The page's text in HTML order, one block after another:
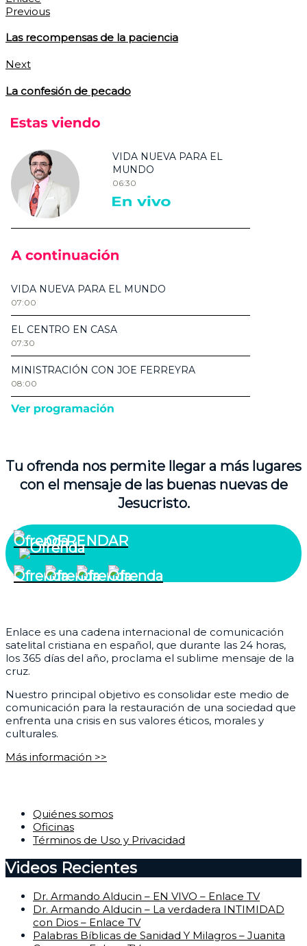
Previous
Las recompensas de la paciencia
Next
La confesión de pecado
Tu ofrenda nos permite llegar a más lugares
con el mensaje de las buenas nuevas de
Jesucristo.
OFRENDAR
Enlace es una cadena internacional de comunicación
satelital cristiana en español, que durante las 24 horas,
los 365 días del año, proclama el sublime mensaje de la
cruz.
Nuestro principal objetivo es consolidar este medio de
comunicación para la restauración de una sociedad que
enfrenta una crisis en sus valores éticos, morales y
culturales.
Más información >>
Quiénes somos
Oficinas
Términos de Uso y Privacidad
Videos Recientes
Dr. Armando Alducin – EN VIVO – Enlace TV
Dr. Armando Alducin – La verdadera INTIMIDAD
con Dios – Enlace TV
Palabras Bíblicas de Sanidad Y Milagros – Juanita